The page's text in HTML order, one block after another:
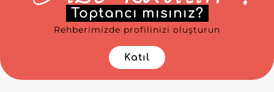
Toptancı mısınız?
Rehberimizde profilinizi oluşturun
Katıl